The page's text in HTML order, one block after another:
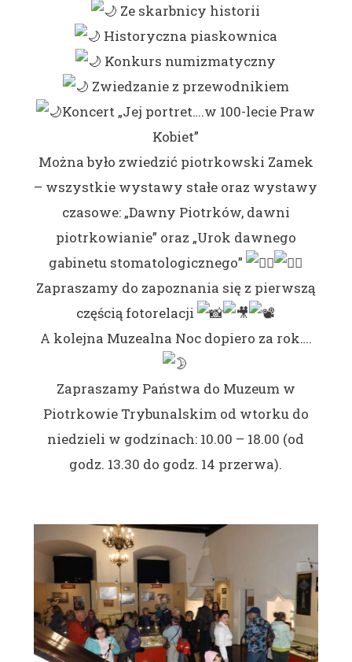
Ze skarbnicy historii
Historyczna piaskownica
Konkurs numizmatyczny
Zwiedzanie z przewodnikiem
Koncert „Jej portret….w 100-lecie Praw
Kobiet”
Można było zwiedzić piotrkowski Zamek
– wszystkie wystawy stałe oraz wystawy
czasowe: „Dawny Piotrków, dawni
piotrkowianie” oraz „Urok dawnego
gabinetu stomatologicznego”
Zapraszamy do zapoznania się z pierwszą
częścią fotorelacji
A kolejna Muzealna Noc dopiero za rok….
Zapraszamy Państwa do Muzeum w
Piotrkowie Trybunalskim od wtorku do
niedzieli w godzinach: 10.00 – 18.00 (od
godz. 13.30 do godz. 14 przerwa).